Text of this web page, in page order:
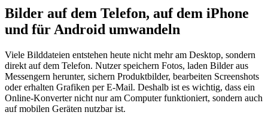
Bilder auf dem Telefon, auf dem iPhone
und für Android umwandeln
Viele Bilddateien entstehen heute nicht mehr am Desktop, sondern
direkt auf dem Telefon. Nutzer speichern Fotos, laden Bilder aus
Messengern herunter, sichern Produktbilder, bearbeiten Screenshots
oder erhalten Grafiken per E-Mail. Deshalb ist es wichtig, dass ein
Online-Konverter nicht nur am Computer funktioniert, sondern auch
auf mobilen Geräten nutzbar ist.